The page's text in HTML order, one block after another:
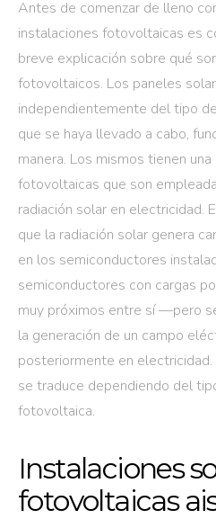
Antes de comenzar de lleno
instalaciones fotovoltaicas es
breve explicación sobre qué
fotovoltaicos. Los paneles
independientemente del tipo
que se haya llevado a cabo,
manera. Los mismos tienen
fotovoltaicas que son
radiación solar en electricidad.
que la radiación solar genera
en los semiconductores
semiconductores con cargas
muy próximos entre sí —pero
la generación de un campo
posteriormente en electricidad.
se traduce dependiendo del
fotovoltaica.
Instalaciones
fotovoltaicas